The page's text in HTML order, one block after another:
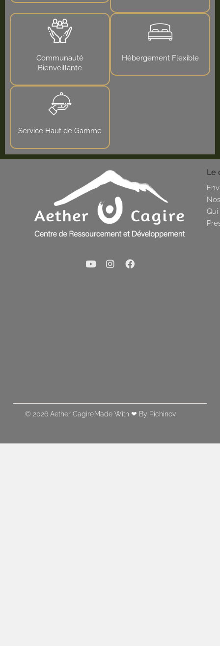
Communauté
Bienveillante
Hébergement Flexible
Service Haut de Gamme
Le
© 2026 Aether Cagire Made With ❤ By Pichinov